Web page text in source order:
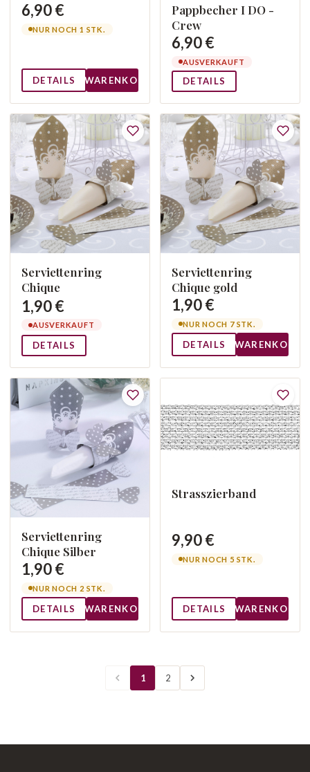
6,90 €
NUR NOCH 1 STK.
DETAILS WARENKORB
Pappbecher I DO -
Crew
6,90 €
AUSVERKAUFT
DETAILS
Serviettenring
Chique
1,90 €
AUSVERKAUFT
DETAILS
Serviettenring
Chique gold
1,90 €
NUR NOCH 7 STK.
DETAILS WARENKORB
Serviettenring
Chique Silber
1,90 €
NUR NOCH 2 STK.
DETAILS WARENKORB
Strasszierband
9,90 €
NUR NOCH 5 STK.
DETAILS WARENKORB
1 2